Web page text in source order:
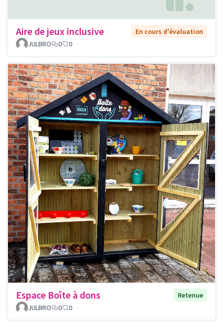
Aire de jeux inclusive
En cours d'évaluation
JULBRO
0 0
Espace Boîte à dons
Retenue
JULBRO
0 0